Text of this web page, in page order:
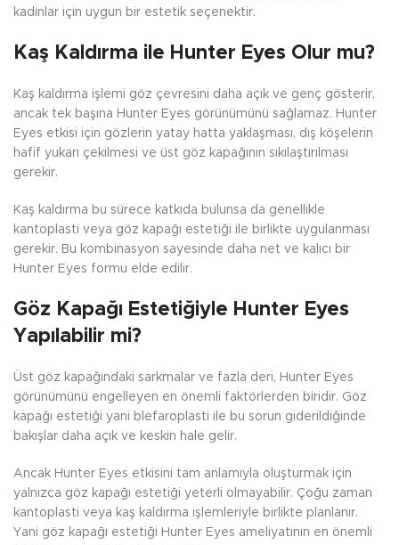
kadınlar için uygun bir estetik seçenektir.
Kaş Kaldırma ile Hunter Eyes Olur mu?
Kaş kaldırma işlemi göz çevresini daha açık ve genç gösterir,
ancak tek başına Hunter Eyes görünümünü sağlamaz. Hunter
Eyes etkisi için gözlerin yatay hatta yaklaşması, dış köşelerin
hafif yukarı çekilmesi ve üst göz kapağının sıkılaştırılması
gerekir.
Kaş kaldırma bu sürece katkıda bulunsa da genellikle
kantoplasti veya göz kapağı estetiği ile birlikte uygulanması
gerekir. Bu kombinasyon sayesinde daha net ve kalıcı bir
Hunter Eyes formu elde edilir.
Göz Kapağı Estetiğiyle Hunter Eyes
Yapılabilir mi?
Üst göz kapağındaki sarkmalar ve fazla deri, Hunter Eyes
görünümünü engelleyen en önemli faktörlerden biridir. Göz
kapağı estetiği yani blefaroplasti ile bu sorun giderildiğinde
bakışlar daha açık ve keskin hale gelir.
Ancak Hunter Eyes etkisini tam anlamıyla oluşturmak için
yalnızca göz kapağı estetiği yeterli olmayabilir. Çoğu zaman
kantoplasti veya kaş kaldırma işlemleriyle birlikte planlanır.
Yani göz kapağı estetiği Hunter Eyes ameliyatının en önemli